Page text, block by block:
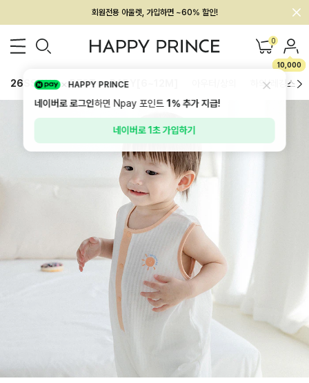
회원전용 아울렛, 가입하면 ~60% 할인!
멤버십 최대 28,000원 혜택 0
10,000
26SS 신상 BEST BABY[6~12M] 하의/레깅스
HAPPY PRINCE
네이버로 로그인하면 Npay 포인트1%추가 지급!
네이버로 1초 가입하기